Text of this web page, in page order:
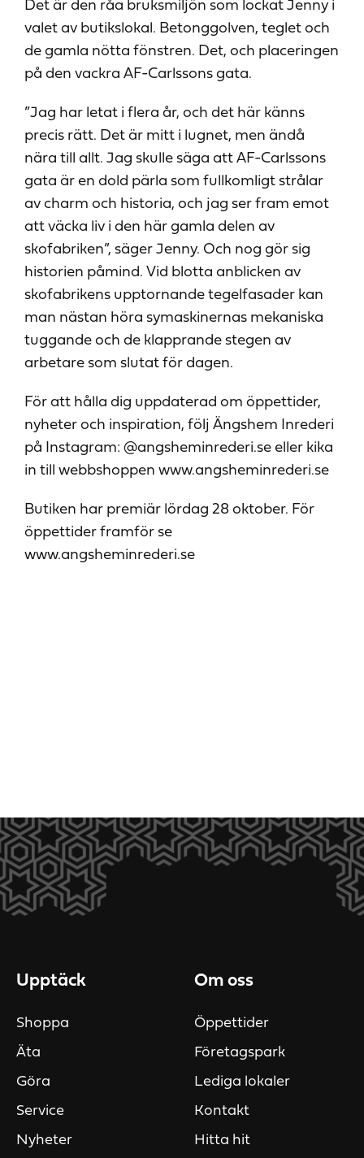
Det är den råa bruksmiljön som lockat Jenny i
valet av butikslokal. Betonggolven, teglet och
de gamla nötta fönstren. Det, och placeringen
på den vackra AF-Carlssons gata.
”Jag har letat i flera år, och det här känns
precis rätt. Det är mitt i lugnet, men ändå
nära till allt. Jag skulle säga att AF-Carlssons
gata är en dold pärla som fullkomligt strålar
av charm och historia, och jag ser fram emot
att väcka liv i den här gamla delen av
skofabriken”, säger Jenny. Och nog gör sig
historien påmind. Vid blotta anblicken av
skofabrikens upptornande tegelfasader kan
man nästan höra symaskinernas mekaniska
tuggande och de klapprande stegen av
arbetare som slutat för dagen.
För att hålla dig uppdaterad om öppettider,
nyheter och inspiration, följ Ängshem Inrederi
på Instagram: @angsheminrederi.se eller kika
in till webbshoppen www.angsheminrederi.se
Butiken har premiär lördag 28 oktober. För
öppettider framför se
www.angsheminrederi.se
Upptäck
Shoppa
Äta
Göra
Service
Nyheter
Om oss
Öppettider
Företagspark
Lediga lokaler
Kontakt
Hitta hit